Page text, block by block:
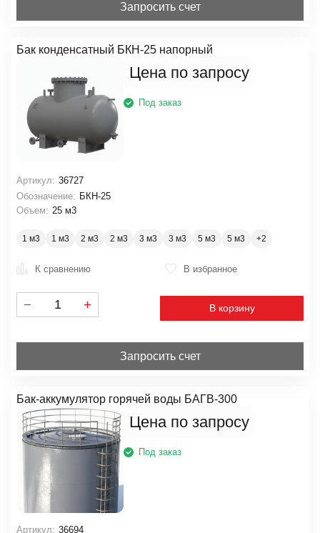
Запросить счет
Бак конденсатный БКН-25 напорный
Цена по запросу
Под заказ
Артикул: 36727
Обозначение: БКН-25
Объем: 25 м3
1 м3 1 м3 2 м3 2 м3 3 м3 3 м3 5 м3 5 м3
К сравнению В избранное
В корзину
Запросить счет
Бак-аккумулятор горячей воды БАГВ-300
Цена по запросу
Под заказ
Артикул: 36694